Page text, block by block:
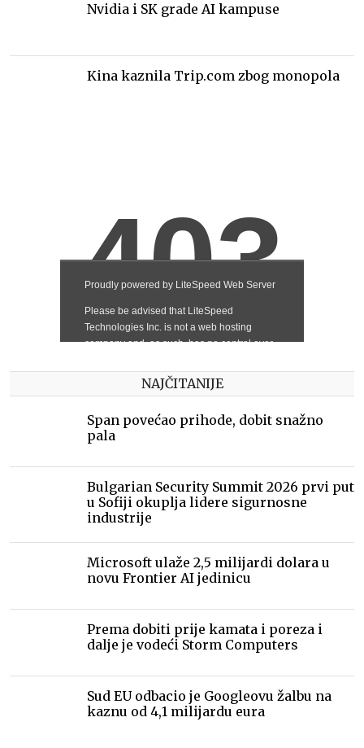
Nvidia i SK grade AI kampuse
Kina kaznila Trip.com zbog monopola
NAJČITANIJE
Span povećao prihode, dobit snažno
pala
Bulgarian Security Summit 2026 prvi put
u Sofiji okuplja lidere sigurnosne
industrije
Microsoft ulaže 2,5 milijardi dolara u
novu Frontier AI jedinicu
Prema dobiti prije kamata i poreza i
dalje je vodeći Storm Computers
Sud EU odbacio je Googleovu žalbu na
kaznu od 4,1 milijardu eura